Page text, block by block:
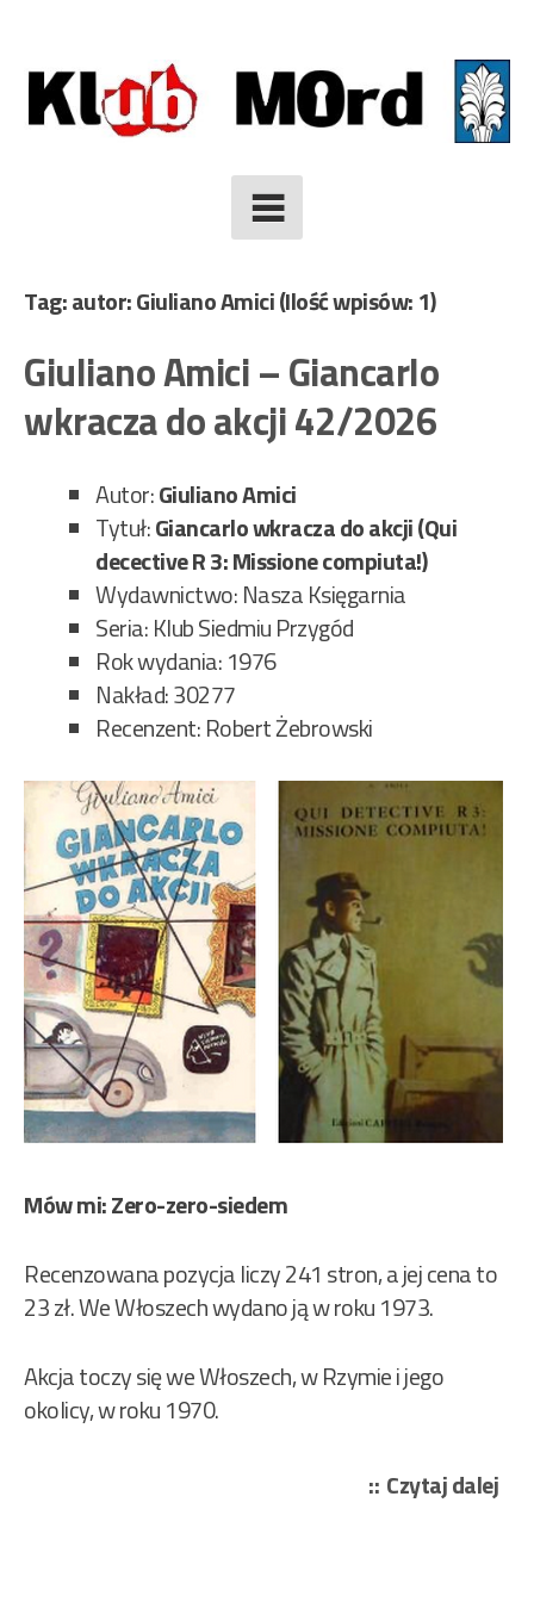
to
content
Tag: autor: Giuliano Amici(Ilość wpisów: 1)
Giuliano Amici – Giancarlo
wkracza do akcji 42/2026
Autor:Giuliano Amici
Tytuł:Giancarlo wkracza do akcji (Qui
decective R 3: Missione compiuta!)
Wydawnictwo: Nasza Księgarnia
Seria: Klub Siedmiu Przygód
Rok wydania: 1976
Nakład: 30277
Recenzent: Robert Żebrowski
Mów mi: Zero-zero-siedem
Recenzowana pozycja liczy 241 stron, a jej cena to
23 zł. We Włoszech wydano ją w roku 1973.
Akcja toczy się we Włoszech, w Rzymie i jego
okolicy, w roku 1970.
Czytaj dalej